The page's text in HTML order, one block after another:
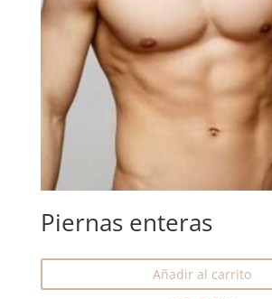
Piernas enteras
Añadir al carrito